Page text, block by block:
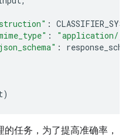
:
:
"application/
:
)
的任务，为了提高准确率，